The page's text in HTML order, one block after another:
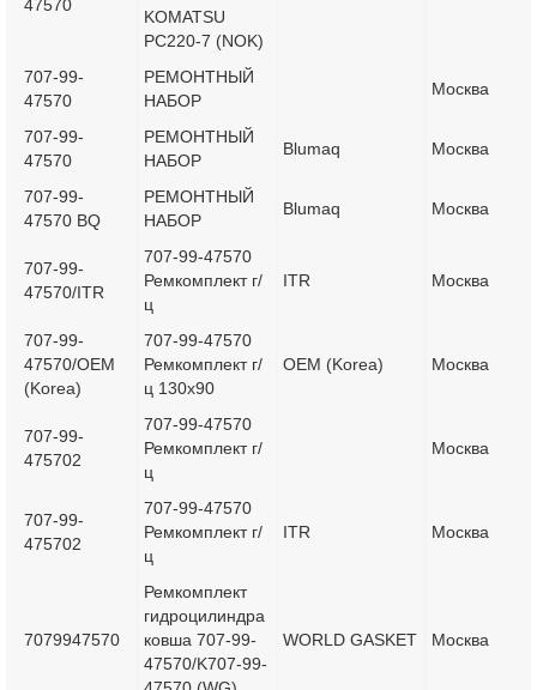
47570
KOMATSU
PC220-7 (NOK)
707-99-
47570
РЕМОНТНЫЙ
НАБОР
Москва
707-99-
47570
РЕМОНТНЫЙ
НАБОР
Blumaq Москва
707-99-
47570 BQ
РЕМОНТНЫЙ
НАБОР
Blumaq Москва
707-99-
47570/ITR
707-99-47570
Ремкомплект г/
ц
ITR Москва
707-99-
47570/OEM
(Korea)
707-99-47570
Ремкомплект г/
ц 130x90
OEM (Korea) Москва
707-99-
475702
707-99-47570
Ремкомплект г/
ц
Москва
707-99-
475702
707-99-47570
Ремкомплект г/
ц
ITR Москва
7079947570
Ремкомплект
гидроцилиндра
ковша 707-99-
47570/K707-99-
WORLD GASKET Москва